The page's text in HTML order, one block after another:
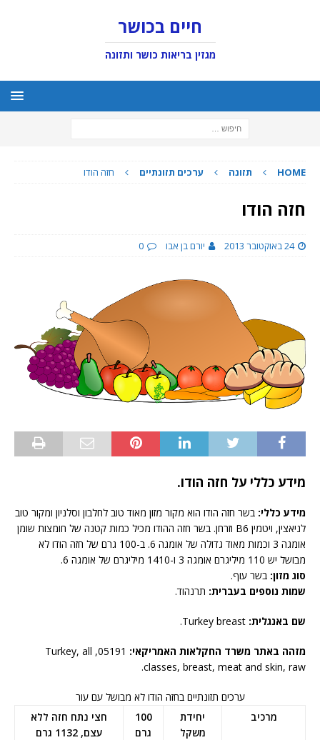
חיים בכושר
מגזין בריאות כושר ותזונה
HOME תזונה ערכים תזונתיים חזה הודו
חזה הודו
24 באוקטובר 2013 יורם בן אבו 0
מידע כללי על חזה הודו.
מידע כללי: בשר חזה הודו הוא מקור מזון מאוד טוב לחלבון וסלניון ומקור טוב
לניאצין, ויטמין B6 וזרחן. בשר חזה ההודו מכיל כמות קטנה של חומצות שומן
אומגה 3 וכמות מאוד גדולה של אומגה 6. ב-100 גרם של חזה הודו לא
מבושל יש 110 מיליגרם אומגה 3 ו-1410 מיליגרם של אומגה 6.
סוג מזון: בשר עוף.
שמות נוספים בעברית: תרנהוד.
שם באנגלית: Turkey breast.
מזהה באתר משרד החקלאות האמריקאי:
05191, Turkey, all
classes, breast, meat and skin, raw.
ערכים תזונתיים בחזה הודו לא מבושל עם עור
מרכיב
יחידת
משקל
100
גרם
חצי נתח חזה ללא
עצם, 1132 גרם